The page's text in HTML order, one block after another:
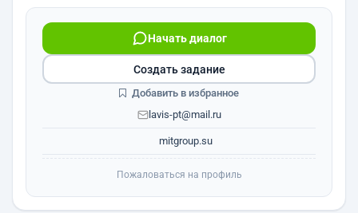
Начать диалог
lavis-pt@mail.ru
mitgroup.su
Создать задание
Добавить в избранное
Пожаловаться на профиль